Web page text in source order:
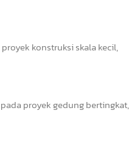
konstruksi skala kecil,
proyek gedung bertingkat,